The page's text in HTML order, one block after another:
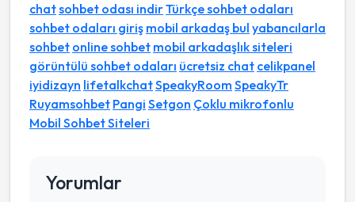
chatsohbet odası indirTürkçe sohbet odaları
sohbet odaları giriş mobil arkadaş bul yabancılarla
sohbet online sohbet mobil arkadaşlık siteleri
görüntülü sohbet odaları ücretsiz chat celikpanel
iyidizayn lifetalkchatSpeakyRoom SpeakyTr
Ruyamsohbet Pangi Setgon Çoklu mikrofonlu
Mobil Sohbet Siteleri
Yorumlar